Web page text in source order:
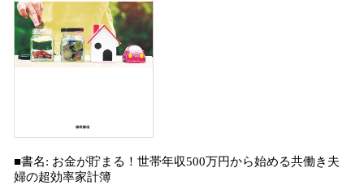
■書名: お金が貯まる！世帯年収500万円から始める共働き夫
婦の超効率家計簿